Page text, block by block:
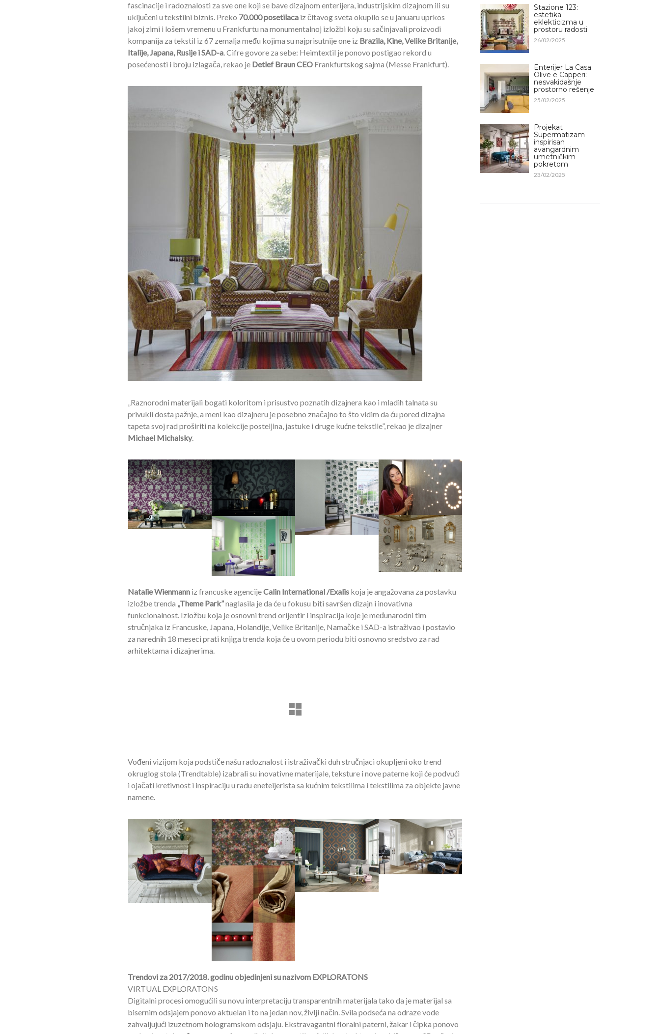
fascinacije i radoznalosti za sve one koji se bave dizajnom enterijera, industrijskim dizajnom ili su
uključeni u tekstilni biznis. Preko 70.000 posetilacaiz čitavog sveta okupilo se u januaru uprkos
jakoj zimi i lošem vremenu u Frankfurtu na monumentalnoj izložbi koju su sačinjavali proizvodi
kompanija za tekstil iz 67 zemalja među kojima su najprisutnije one iz Brazila, Kine, Velike Britanije,
Italije, Japana, Rusije i SAD-a. Cifre govore za sebe: Heimtextil je ponovo postigao rekord u
posećenosti i broju izlagača, rekao je Detlef Braun CEOFrankfurtskog sajma (Messe Frankfurt).
„Raznorodni materijali bogati koloritom i prisustvo poznatih dizajnera kao i mladih talnata su
privukli dosta pažnje, a meni kao dizajneru je posebno značajno to što vidim da ću pored dizajna
tapeta svoj rad proširiti na kolekcije posteljina, jastuke i druge kućne tekstile”, rekao je dizajner
Michael Michalsky.
Natalie Wienmanniz francuske agencijeCalin International /Exaliskoja je angažovana za postavku
izložbe trenda „Theme Park”naglasila je da će u fokusu biti savršen dizajn i inovativna
funkcionalnost. Izložbu koja je osnovni trend orijentir i inspiracija koje je međunarodni tim
stručnjaka iz Francuske, Japana, Holandije, Velike Britanije, Namačke i SAD-a istraživao i postavio
za narednih 18 meseci prati knjiga trenda koja će u ovom periodu biti osnovno sredstvo za rad
arhitektama i dizajnerima.
Vođeni vizijom koja podstiče našu radoznalost i istraživački duh stručnjaci okupljeni oko trend
okruglog stola (Trendtable) izabrali su inovativne materijale, teksture i nove paterne koji će podvući
i ojačati kretivnost i inspiraciju u radu eneteijerista sa kućnim tekstilima i tekstilima za objekte javne
namene.
Trendovi za 2017/2018. godinu objedinjeni su nazivom EXPLORATONS
VIRTUAL EXPLORATONS
Digitalni procesi omogućili su novu interpretaciju transparentnih materijala tako da je materijal sa
bisernim odsjajem ponovo aktuelan i to na jedan nov, življi način. Svila podseća na odraze vode
zahvaljujući izuzetnom hologramskom odsjaju. Ekstravagantni floralni paterni, žakar i čipka ponovo
Stazione 123:
estetika
eklekticizma u
prostoru radosti
26/02/2025
Enterijer La Casa
Olive e Capperi:
nesvakidašnje
prostorno rešenje
25/02/2025
Projekat
Supermatizam
inspirisan
avangardnim
umetničkim
pokretom
23/02/2025